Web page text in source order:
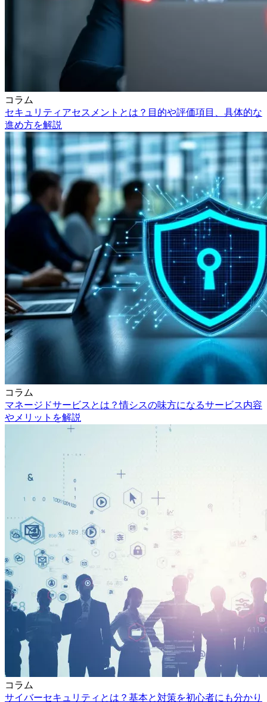
コラム
セキュリティアセスメントとは？目的や評価項目、具体的な
進め方を解説
コラム
マネージドサービスとは？情シスの味方になるサービス内容
やメリットを解説
コラム
サイバーセキュリティとは？基本と対策を初心者にも分かり